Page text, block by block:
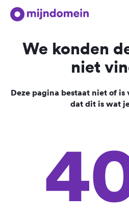
We konden
niet
Deze pagina bestaat niet of
dat dit is wat